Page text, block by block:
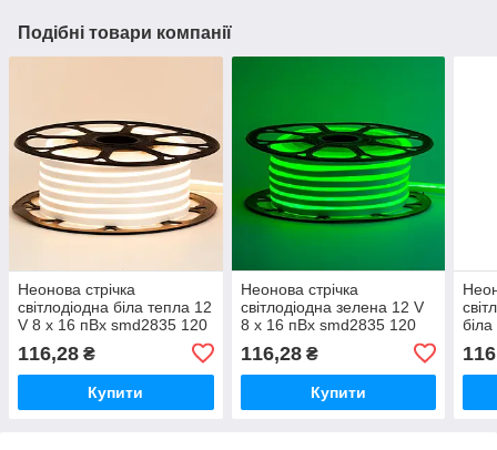
Подібні товари компанії
Неонова стрічка
світлодіодна біла тепла 12
V 8 х 16 пВх smd2835 120
116,28 ₴
Купити
Неонова стрічка
світлодіодна зелена 12 V
8 х 16 пВх smd2835 120
116,28₴
Купити
м